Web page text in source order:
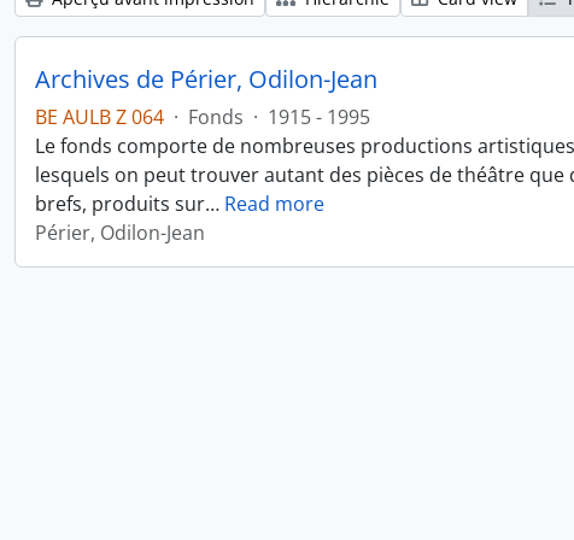
Archives de Périer, Odilon-Jean
BE AULB Z 064 · Fonds · 1915 - 1995
Le fonds comporte de nombreuses productions
lesquels on peut trouver autant des pièces de théâtre
brefs, produits sur… Read more
Périer, Odilon-Jean